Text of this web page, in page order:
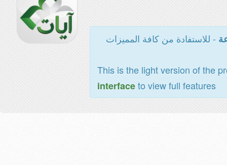
- للاستفادة من كافة المميزات
This is the light version of the
interfaceto view full features